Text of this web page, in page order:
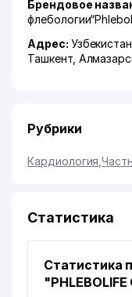
Брендовое
Адрес:
Ташкент,
Рубрики
Кардиология ,
Статистика
Статистика